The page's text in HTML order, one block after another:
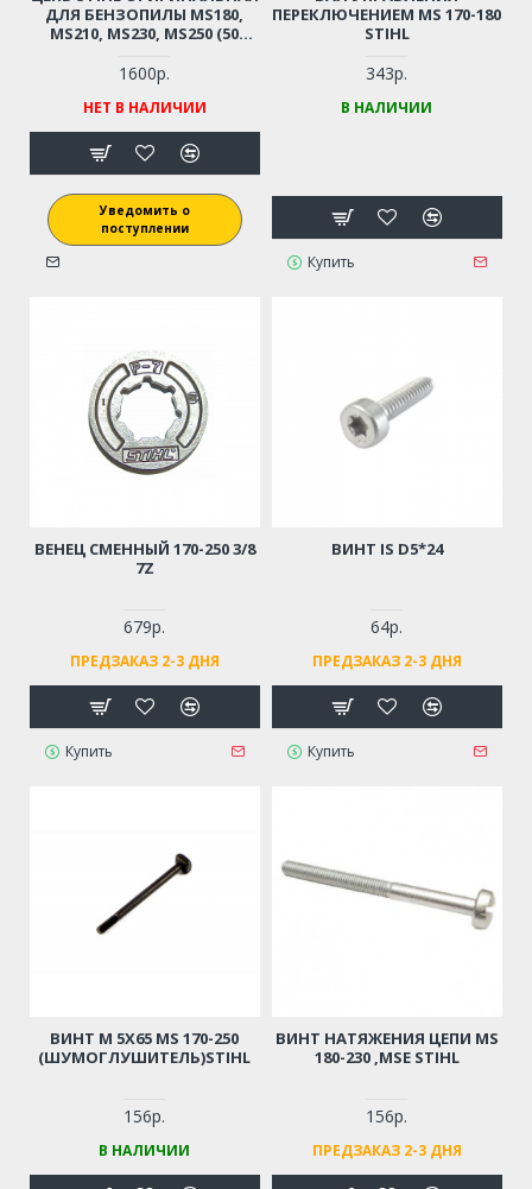
ДЛЯ БЕНЗОПИЛЫ MS180,
MS210, MS230, MS250 (50
1600р.
НЕТ В НАЛИЧИИ
Уведомить о
поступлении
ПЕРЕКЛЮЧЕНИЕМ MS 170-180
STIHL
343р.
В НАЛИЧИИ
Купить
ВЕНЕЦ СМЕННЫЙ 170-250 3/8
7Z
679р.
ПРЕДЗАКАЗ 2-3 ДНЯ
Купить
ВИНТ IS D5*24
64р.
ПРЕДЗАКАЗ 2-3 ДНЯ
Купить
ВИНТ М 5Х65 MS 170-250
(ШУМОГЛУШИТЕЛЬ)STIHL
156р.
В НАЛИЧИИ
ВИНТ НАТЯЖЕНИЯ ЦЕПИ MS
180-230 ,MSE STIHL
156р.
ПРЕДЗАКАЗ 2-3 ДНЯ